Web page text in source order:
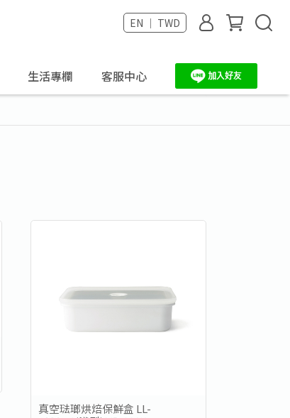
EN ｜ TWD
生活專欄 客服中心
真空琺瑯烘焙保鮮盒 LL-